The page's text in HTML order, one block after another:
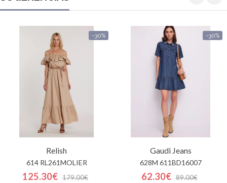
-30%
Relish
614 RL261MOLIER
125.30€ 179.00€
-30%
Gaudi Jeans
628M 611BD16007
62.30€ 89.00€